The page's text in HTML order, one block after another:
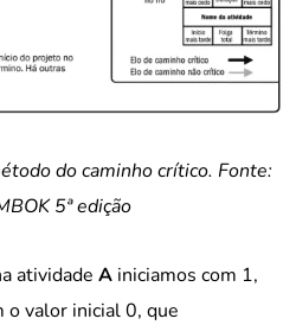
do caminho crítico. Fonte:
5ª edição
atividade A iniciamos com 1,
o valor inicial 0, que